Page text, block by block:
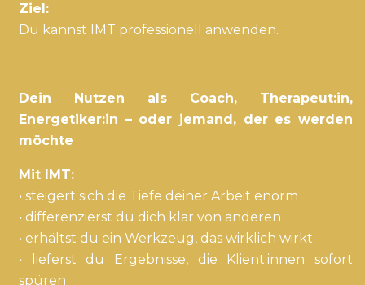
Ziel:
Du kannst IMT professionell anwenden.
Dein Nutzen als Coach, Therapeut:in,
Energetiker:in – oder jemand, der es werden
möchte
Mit IMT:
• steigert sich die Tiefe deiner Arbeit enorm
• differenzierst du dich klar von anderen
• erhältst du ein Werkzeug, das wirklich wirkt
• lieferst du Ergebnisse, die Klient:innen sofort
spüren